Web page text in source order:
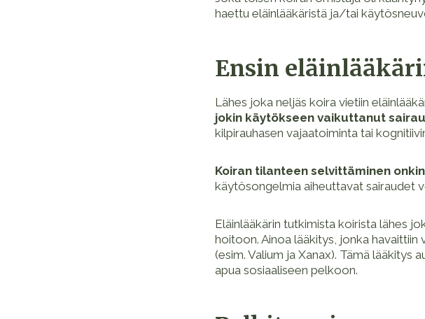
haettu eläinlääkäristä ja/tai
Ensin
Lähes joka neljäs koira vietiin
jokin käytökseen vaikuttanut
kilpirauhasen vajaatoiminta tai
Koiran tilanteen selvittäminen
käytösongelmia aiheuttavat sairaudet
Eläinlääkärin tutkimista koirista lähes
hoitoon. Ainoa lääkitys, jonka havaittiin
(esim. Valium ja Xanax). Tämä
apua sosiaaliseen pelkoon.